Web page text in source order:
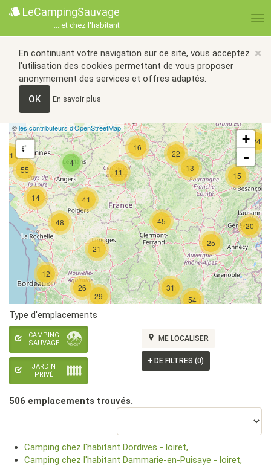
LeCampingSauvage
... et chez l'habitant
×
En continuant votre navigation sur ce site, vous acceptez
l'utilisation des cookies permettant de vous proposer
anonymement des services et offres adaptés.
OK
En savoir plus
4
11
15
22
45
21
55
54
48
26
13
31
16
14
25
20
24
29
21
41
12
©les contributeurs d’OpenStreetMap
+
-
Type d'emplacements
CAMPING
SAUVAGE
JARDIN
PRIVÉ
ME LOCALISER
+ DE FILTRES (0)
506 emplacements trouvés.
Camping chez l'habitant Dordives - loiret,
Camping chez l'habitant Dammarie-en-Puisaye - loiret,